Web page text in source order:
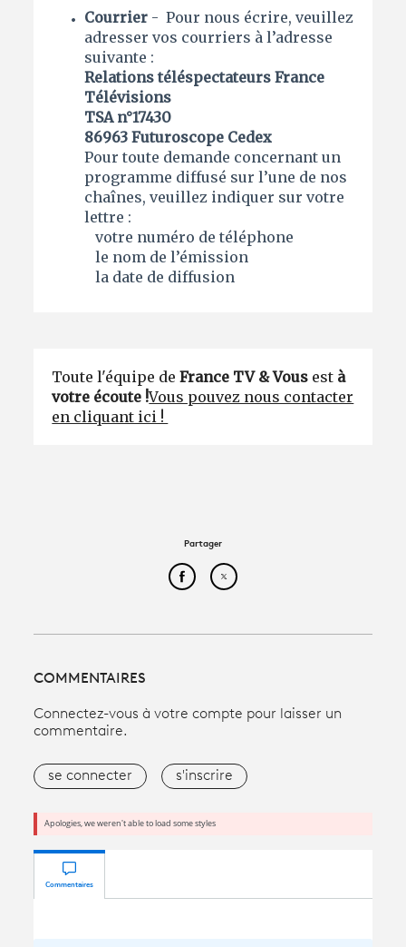
Courrier - Pour nous écrire, veuillez
adresser vos courriers à l’adresse
suivante :
Relations téléspectateurs France
Télévisions
TSA n°17430
86963 Futuroscope Cedex
Pour toute demande concernant un
programme diffusé sur l’une de nos
chaînes, veuillez indiquer sur votre
lettre :
votre numéro de téléphone
le nom de l’émission
la date de diffusion
Toute l'équipe de France TV & Vous est à
votre écoute !Vous pouvez nous contacter
en cliquant ici !
Partager
Partager cet article sur
Partager cet article sur
COMMENTAIRES
Connectez-vous à votre compte pour laisser un
commentaire.
se connecter s'inscrire